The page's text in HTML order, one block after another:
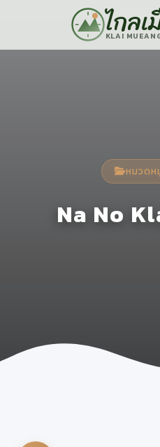
ไกล
KLAI
หมวดห
Na No